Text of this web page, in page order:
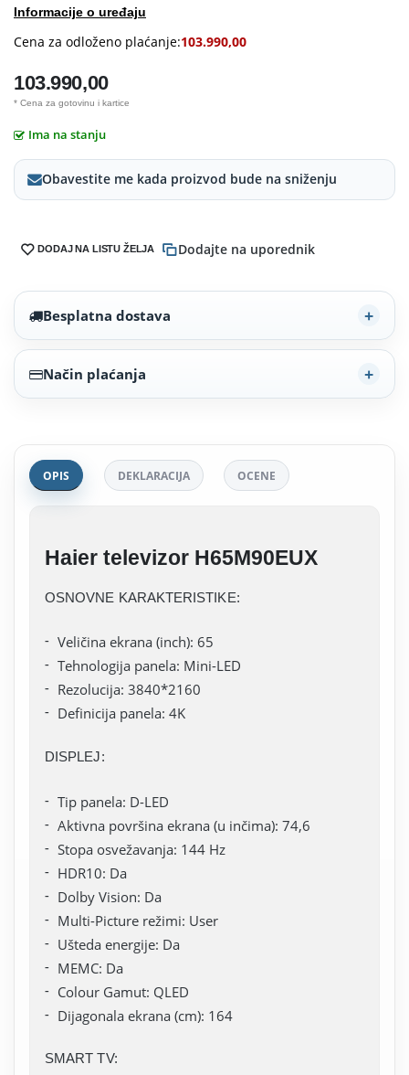
Informacije o uređaju
Cena za odloženo plaćanje:103.990,00
103.990,00
* Cena za gotovinu i kartice
Ima na stanju
Obavestite me kada proizvod bude na sniženju
DODAJ NA LISTU ŽELJA Dodajte na uporednik
Besplatna dostava
Način plaćanja
OPIS DEKLARACIJA OCENE
Haier televizor H65M90EUX
OSNOVNE KARAKTERISTIKE:
Veličina ekrana (inch): 65
Tehnologija panela: Mini-LED
Rezolucija: 3840*2160
Definicija panela: 4K
DISPLEJ:
Tip panela: D-LED
Aktivna površina ekrana (u inčima): 74,6
Stopa osvežavanja: 144 Hz
HDR10: Da
Dolby Vision: Da
Multi-Picture režimi: User
Ušteda energije: Da
MEMC: Da
Colour Gamut: QLED
Dijagonala ekrana (cm): 164
SMART TV: